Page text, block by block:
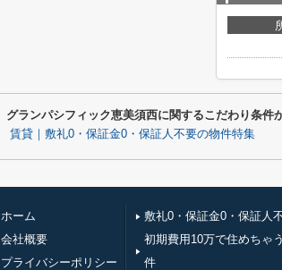
グランパシフィック恵美須西に関するこだわり条件
賃貸｜敷礼0・保証金0・保証人不要の物件特集
ホーム
会社概要
プライバシーポリシー
敷礼0・保証金0・保証人
初期費用10万で住めちゃ
件